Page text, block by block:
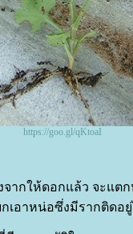
https://goo.gl/qKtoaI
จากให้ดอกแล้ว จะแต
เอาหน่อซึ่งมีรากติดอ